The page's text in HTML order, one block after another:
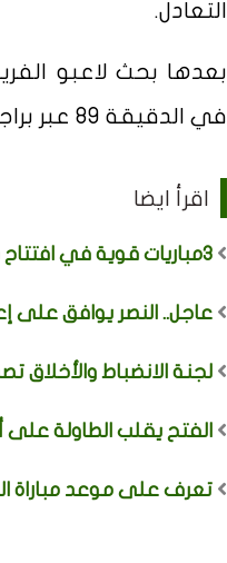
التعادل.
بعدها بحث لاعبو
في الدقيقة 89 عبر براجان جرودا، ليخرج أصحاب الديار فائزين باللقاء.
اقرأ ايضا
عاجل.. النصر يوافق على
لجنة الانضباط والأخلاق
الفتح يقلب الطاولة
تعرف على موعد مباراة